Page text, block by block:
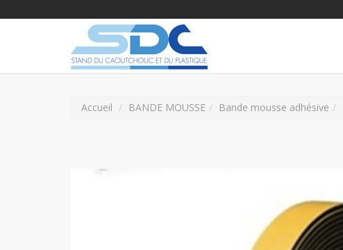
Accueil BANDE MOUSSE Bande mousse adhésive